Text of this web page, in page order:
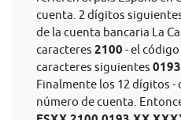
cuenta. 2 dígitos
de la cuenta bancaria La
caracteres 2100 - el
caracteres siguientes 0193
Finalmente los 12 dígitos
número de cuenta.